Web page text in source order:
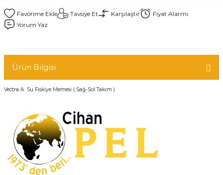
Tavsiye Et Karşılaştır
Fiyat Alarmı
Yorum Yaz
Ürün Bilgisi
Vectra A Su Fiskiye Memesi ( Sağ-Sol Takım )